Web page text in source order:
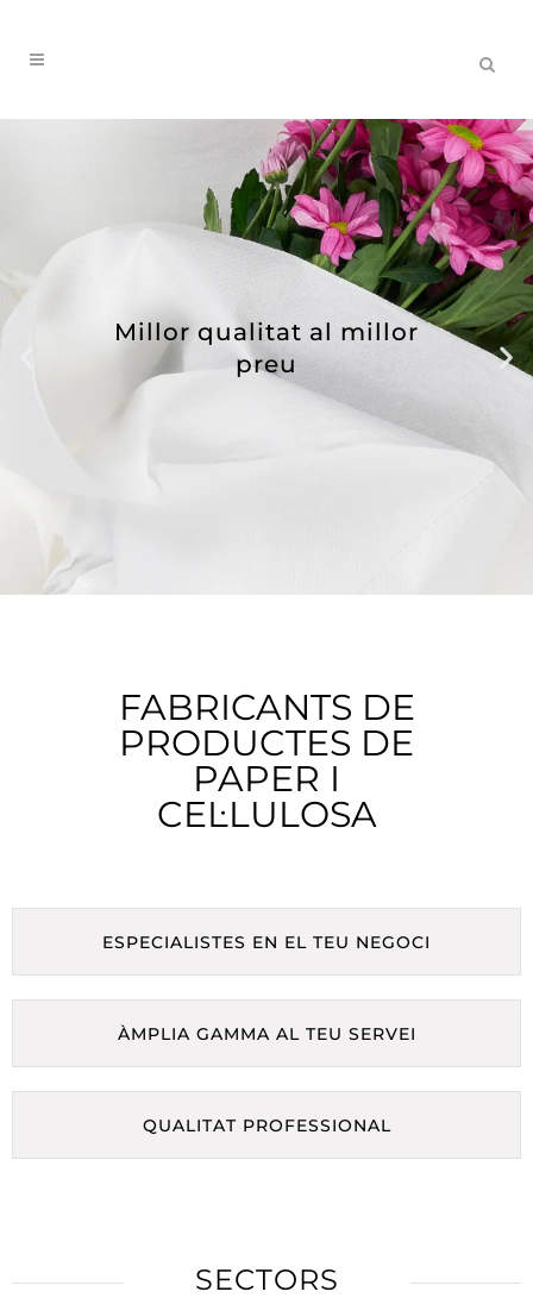
Millor qualitat al millor
preu
FABRICANTS DE
PRODUCTES DE
PAPER I
CEL·LULOSA
ESPECIALISTES EN EL TEU NEGOCI
ÀMPLIA GAMMA AL TEU SERVEI
QUALITAT PROFESSIONAL
SECTORS